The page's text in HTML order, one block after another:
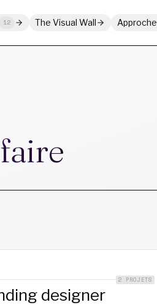
12 The Visual Wall Approche
2 PROJETS
designer